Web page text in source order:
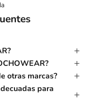
otras marcas?
para